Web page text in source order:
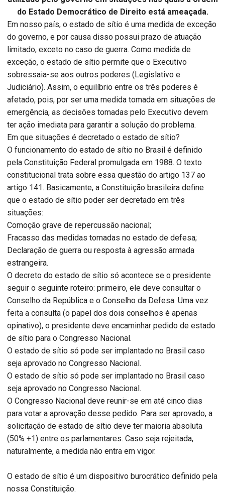
do Estado Democrático de Direito está ameaçada.
Em nosso país, o estado de sítio é uma medida de exceção
do governo, e por causa disso possui prazo de atuação
limitado, exceto no caso de guerra. Como medida de
exceção, o estado de sítio permite que o Executivo
sobressaia-se aos outros poderes (Legislativo e
Judiciário). Assim, o equilíbrio entre os três poderes é
afetado, pois, por ser uma medida tomada em situações de
emergência, as decisões tomadas pelo Executivo devem
ter ação imediata para garantir a solução do problema.
Em que situações é decretado o estado de sítio?
O funcionamento do estado de sítio no Brasil é definido
pela Constituição Federal promulgada em 1988. O texto
constitucional trata sobre essa questão do artigo 137 ao
artigo 141. Basicamente, a Constituição brasileira define
que o estado de sítio poder ser decretado em três
situações:
Comoção grave de repercussão nacional;
Fracasso das medidas tomadas no estado de defesa;
Declaração de guerra ou resposta à agressão armada
estrangeira.
O decreto do estado de sítio só acontece se o presidente
seguir o seguinte roteiro: primeiro, ele deve consultar o
Conselho da República e o Conselho da Defesa. Uma vez
feita a consulta (o papel dos dois conselhos é apenas
opinativo), o presidente deve encaminhar pedido de estado
de sítio para o Congresso Nacional.
O estado de sítio só pode ser implantado no Brasil caso
seja aprovado no Congresso Nacional.
O estado de sítio só pode ser implantado no Brasil caso
seja aprovado no Congresso Nacional.
O Congresso Nacional deve reunir-se em até cinco dias
para votar a aprovação desse pedido. Para ser aprovado, a
solicitação de estado de sítio deve ter maioria absoluta
(50% +1) entre os parlamentares. Caso seja rejeitada,
naturalmente, a medida não entra em vigor.
O estado de sítio é um dispositivo burocrático definido pela
nossa Constituição.